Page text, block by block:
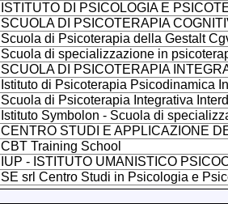
ISTITUTO DI PSICOLOGIA E
SCUOLA DI PSICOTERAPIA
Scuola di Psicoterapia della Gestalt
Scuola di specializzazione in
SCUOLA DI PSICOTERAPIA
Istituto di Psicoterapia Psicodinamica
Scuola di Psicoterapia Integrativa
Istituto Symbolon - Scuola di
CENTRO STUDI E APPLICAZIONE
CBT Training School
IUP - ISTITUTO UMANISTICO
SE srl Centro Studi in Psicologia e